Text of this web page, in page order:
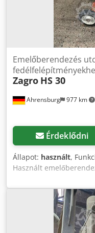
Ahrensburg 977 km
Emelőberendezés
Zagro HS 30
Érdeklődni
Állapot: használt,
Használt
teljesen működőképes.